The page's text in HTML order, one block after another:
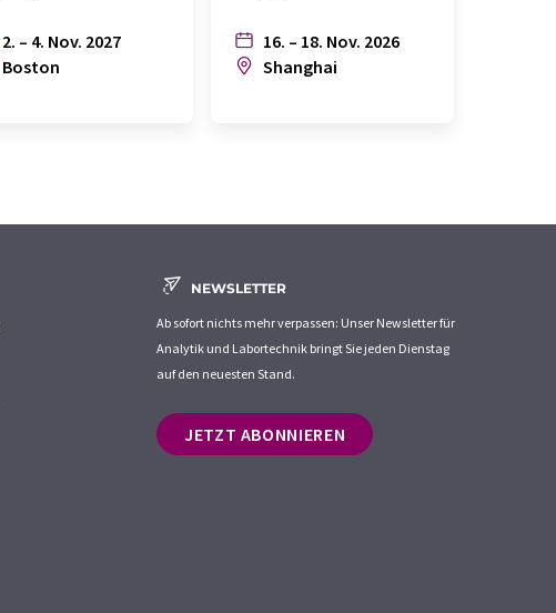
2. – 4. Nov. 2027
Boston
16. – 18. Nov. 2026
Shanghai
NEWSLETTER
Ab sofort nichts mehr verpassen: Unser Newsletter für
Analytik und Labortechnik bringt Sie jeden Dienstag
auf den neuesten Stand.
JETZT ABONNIEREN